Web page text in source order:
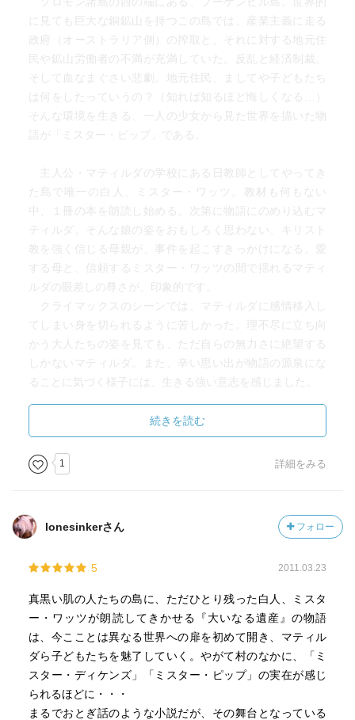
な未来を選びとったか、そんな物語でもあると思ったの
だ。
「明るい太陽の周りに嵐雲が集まるのも気づかずにい
た」、彼女に訪れた突然のクライマックス。
そんな思い出を持っているとき、人はいったいどうしたら
いいのだろう。
「忘れたいと願うことは間違っているような気がする」
と。
どうしてこの物語が書かれたのだろう。
私はマティルダとともに島でのできごとを経験して、その
答えにたどり着く。
「そこから歩き出すために。」と。
に見ても巨大な銅鉱山を持つこの島では、産業主義に走る
政府（オーストラリア側）の搾取と、それに対する地元住
民や鉱山労働者の不満が充満していた。反乱と経済制裁。
そして血なまぐさい悲劇。地元住民、ましてや子どもたち
は何をしたっていうの？（知れば知るほど悔しくなる…）
そんな環境を生きる、一人の少女から見た世界を描いた物
語が「ミスター・ピップ」である。
主人公・マティルダの学校にある日教師としてやってき
た島で唯一の白人、ミスター・ワッツ。教材も何もない
中、１冊の本を朗読し始める。次第に物語にのめり込むマ
ティルダ。そんな娘の姿をおもしろく思わない、キリスト
教を強く信じる母親が、事件を起こすきっかけになる。愛
する母と、信頼するミスター・ワッツの間で揺れるマティ
ルダの眼差しの尊さが、印象的です。
クライマックスのシーンでは、マティルダに感情移入し
てしまい身を切られるように苦しかった。理不尽に立ち向
かう大人たちの姿を見ても、ただ自らの無力さに絶望する
しかないマティルダ。また、辛い思い出が物語の源泉にな
ることに気づく様子には、生きる強い意志を感じました。
南太平洋と聞けば、美しい海をはじめとした豊かな自
然、明るくておおらかな人々といった平和な世界のイメー
ジだった。そして驚くべきは、この悲劇が起こっていたの
はわずか15年ほど前の話であり、現在もその不安定な状態
したり、ルーズソックスで足を細く見せようとしていたあ
のときにも、そして今だって、世界のどこかで起きている
ブーゲンビルの悲劇については、このサイトがわかりや
すかった！→
http://shinrin-journalist.la.coocan.jp/sub4-
続きを読む
1 詳細をみる
lonesinkerさん フォロー
5 2011.03.23
真黒い肌の人たちの島に、ただひとり残った白人、ミスタ
ー・ワッツが朗読してきかせる『大いなる遺産』の物語
は、今こことは異なる世界への扉を初めて開き、マティル
ダら子どもたちを魅了していく。やがて村のなかに、「ミ
スター・ディケンズ」「ミスター・ピップ」の実在が感じ
られるほどに・・・
まるでおとぎ話のような小説だが、その舞台となっている